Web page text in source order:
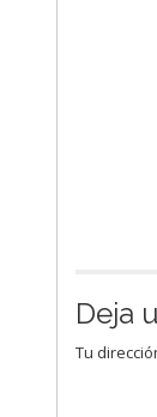
Deja
Tu